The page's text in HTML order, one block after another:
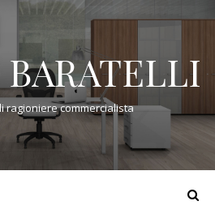
ragioniere commercialista